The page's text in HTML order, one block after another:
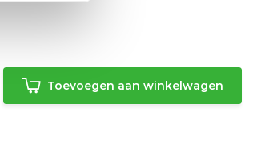
Toevoegen aan winkelwagen